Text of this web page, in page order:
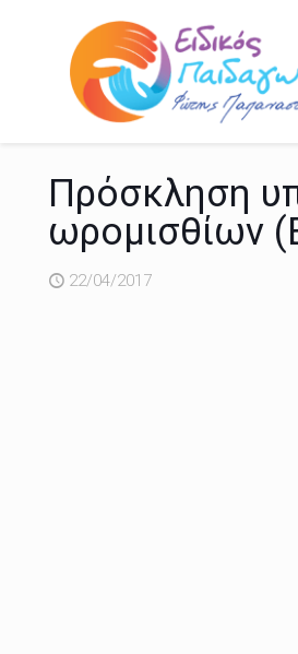
Πρόσκληση
ωρομισθίων
22/04/2017